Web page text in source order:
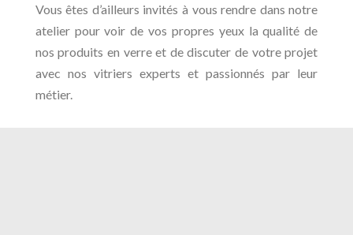
Vous êtes d’ailleurs invités à vous rendre dans notre
atelier pour voir de vos propres yeux la qualité de
nos produits en verre et de discuter de votre projet
avec nos vitriers experts et passionnés par leur
métier.